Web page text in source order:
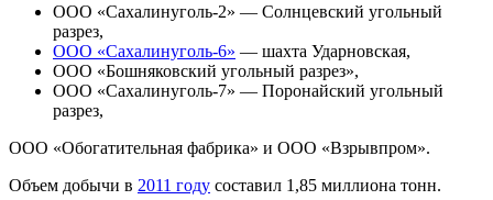
ООО «Сахалинуголь-2» — Солнцевский угольный
разрез,
ООО «Сахалинуголь-6» — шахта Ударновская,
ООО «Бошняковский угольный разрез»,
ООО «Сахалинуголь-7» — Поронайский угольный
разрез,
ООО «Обогатительная фабрика» и ООО «Взрывпром».
Объем добычи в 2011 году составил 1,85 миллиона тонн.